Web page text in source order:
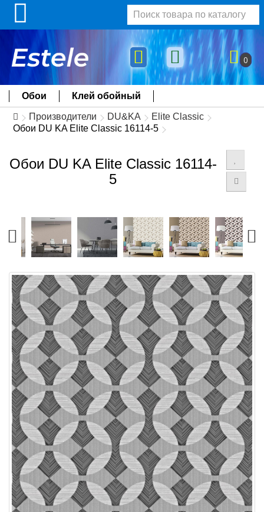
0
Обои Клей обойный
Производители DU&KA
Elite Classic
Обои DU KA Elite Classic 16114-5
Обои DU KA Elite Classic 16114-
5